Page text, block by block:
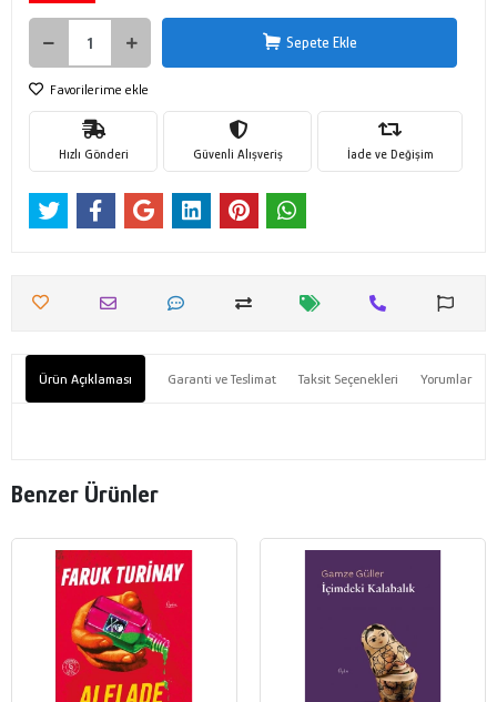
Sepete Ekle
Favorilerime ekle
Hızlı Gönderi Güvenli Alışveriş İade ve Değişim
Ürün Açıklaması Garanti ve Teslimat Taksit Seçenekleri Yorumlar
Benzer Ürünler